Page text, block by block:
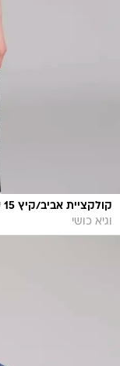
קולקציית אביב/קיץ 15 של אלמביקה בעיצוב הגר אלמביק
וגיא כושי